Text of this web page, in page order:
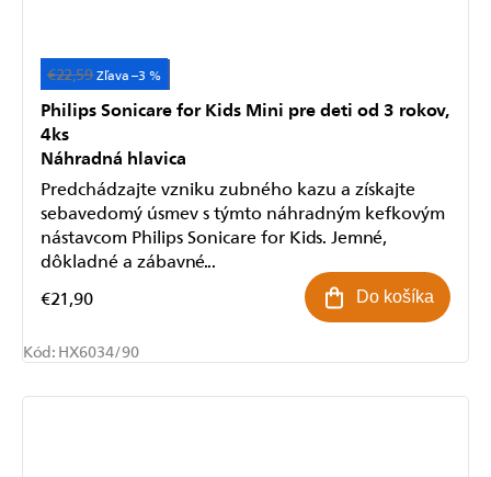
Pre deti od 3 rokov
€22,59 –3 %
Philips Sonicare for Kids Mini pre deti od 3 rokov,
4ks
Náhradná hlavica
€21,90 Do košíka
Predchádzajte vzniku zubného kazu a získajte
sebavedomý úsmev s týmto náhradným kefkovým
nástavcom Philips Sonicare for Kids. Jemné,
dôkladné a zábavné...
Kód: HX6034/90